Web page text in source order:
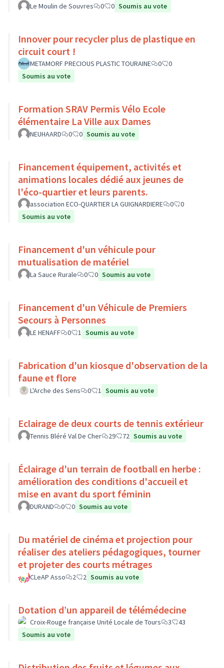
Le Moulin de Souvres 0 0 Soumis au vote
Innover pour recycler plus de plastique en
circuit court !
METAMORF PRECIOUS PLASTIC TOURAINE 0
0
Soumis au vote
Formation SRAV Permis Vélo Ecole
élémentaire La Ville aux Dames
NEUHAARD 0 0 Soumis au vote
Financement équipement, activités et
animations locales dédié aux jeunes de
l'éco-quartier et leurs parents.
association ECO-QUARTIER LA GUIGNARDIERE 0
0
Soumis au vote
Financement d'un véhicule pour
mutualisation de matériel
La Sauce Rurale 0 0 Soumis au vote
Financement d'un Véhicule de Premiers
Secours à Personnes
LE HENAFF 0 1 Soumis au vote
Fabrication d'un kiosque d'observation de la
faune et flore
L'Arche des Sens 0 1 Soumis au vote
Eclairage de deux courts de tennis extérieur
Tennis Bléré Val De Cher 29 72 Soumis au vote
Éclairage d'un terrain de football en herbe :
amélioration des conditions d'accueil et
mise en avant du sport féminin
DURAND 0 0 Soumis au vote
Du matériel de cinéma et projection pour
réaliser des ateliers pédagogiques, tourner
et projeter des courts métrages
CLeAP Asso 2 2 Soumis au vote
Dotation d’un appareil de télémédecine
Croix-Rouge française Unité Locale de Tours 3
43
Soumis au vote